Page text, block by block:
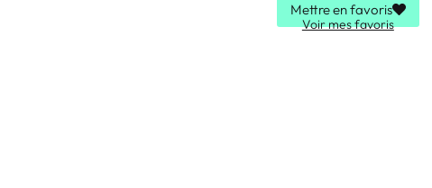
Mettre en favoris
Voir mes favoris